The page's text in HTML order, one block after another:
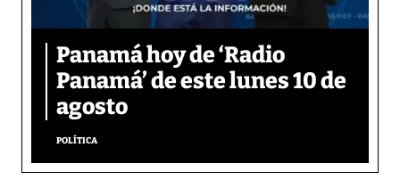
Panamá hoy de ‘Radio
Panamá’ de este lunes 10 de
agosto
POLÍTICA